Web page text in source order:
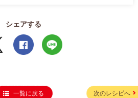
シェアする
一覧に戻る 次のレシピへ